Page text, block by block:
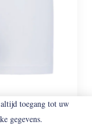
toegang tot uw
gegevens.